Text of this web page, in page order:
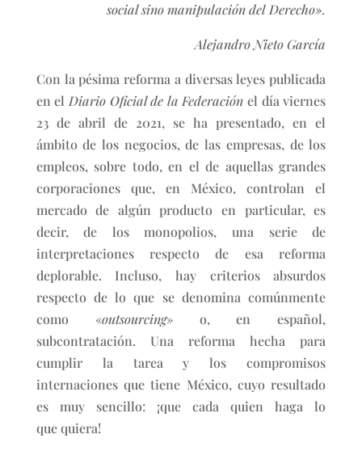
social sino manipulación del Derecho».
Alejandro Nieto García
Con la pésima reforma a diversas leyes publicada
en el Diario Oficial de la Federación el día viernes
23 de abril de 2021, se ha presentado, en el
ámbito de los negocios, de las empresas, de los
empleos, sobre todo, en el de aquellas grandes
corporaciones que, en México, controlan el
mercado de algún producto en particular, es
decir, de los monopolios, una serie de
interpretaciones respecto de esa reforma
deplorable. Incluso, hay criterios absurdos
respecto de lo que se denomina comúnmente
como «outsourcing» o, en español,
subcontratación. Una reforma hecha para
cumplir la tarea y los compromisos
internaciones que tiene México, cuyo resultado
es muy sencillo: ¡que cada quien haga lo
que quiera!